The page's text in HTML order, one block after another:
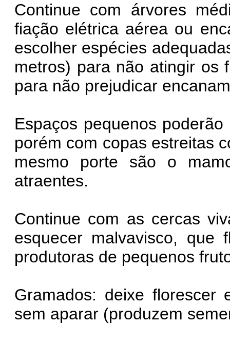
Continue com árvores
fiação elétrica aérea ou
escolher espécies
metros) para não atingir os
para não prejudicar
Espaços pequenos
porém com copas estreitas
mesmo porte são o
atraentes.
Continue com as cercas
esquecer malvavisco, que
produtoras de pequenos
Gramados: deixe florescer
sem aparar (produzem